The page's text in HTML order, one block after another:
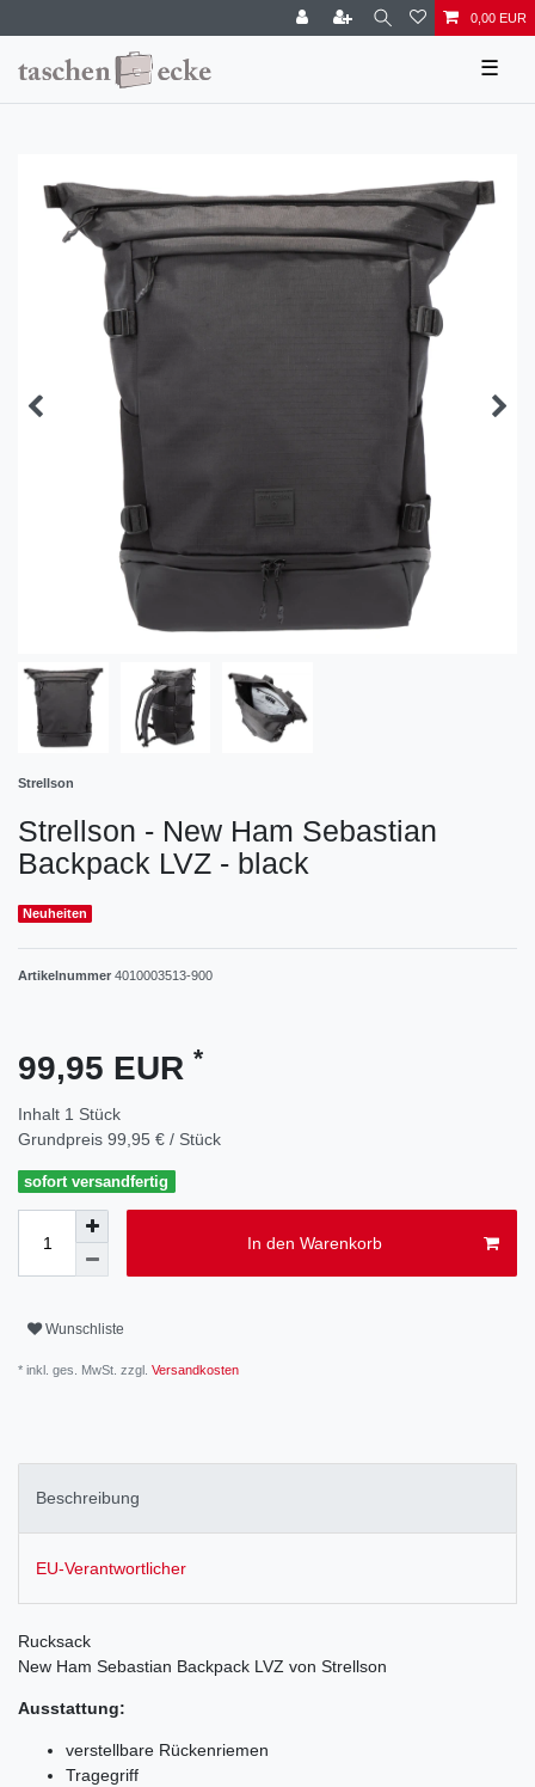
0,00 EUR
☰
Strellson
Strellson - New Ham Sebastian
Backpack LVZ - black
Neuheiten
Artikelnummer 4010003513-900
99,95 EUR *
Inhalt 1 Stück
Grundpreis 99,95 € / Stück
sofort versandfertig
In den Warenkorb
Wunschliste
* inkl. ges. MwSt. zzgl. Versandkosten
Beschreibung
EU-Verantwortlicher
Rucksack
New Ham Sebastian Backpack LVZ von Strellson
Ausstattung:
verstellbare Rückenriemen
Tragegriff